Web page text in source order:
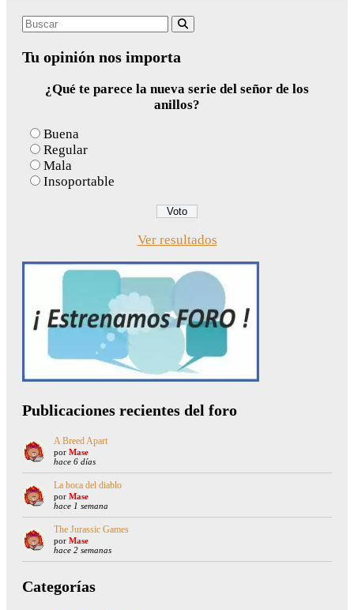
Search
Tu opinión nos importa
¿Qué te parece la nueva serie del señor de los
anillos?
Buena
Regular
Mala
Insoportable
Ver resultados
Publicaciones recientes del foro
A Breed Apart
por Mase
hace 6 días
La boca del diablo
por Mase
hace 1 semana
The Jurassic Games
por Mase
hace 2 semanas
Categorías